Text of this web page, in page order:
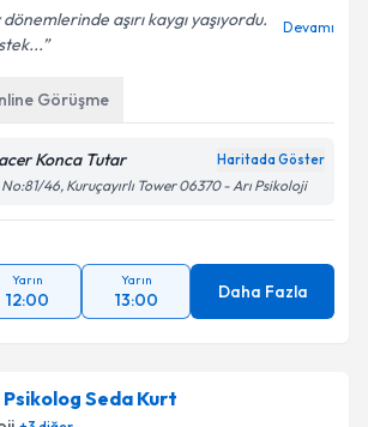
aşırı kaygı yaşıyordu.
Devamı
Görüşme
Konca Tutar Haritada Göster
46, Kuruçayırlı Tower 06370 - Arı Psikoloji
Yarın
12:00
Yarın
13:00 Daha Fazla
Seda Kurt